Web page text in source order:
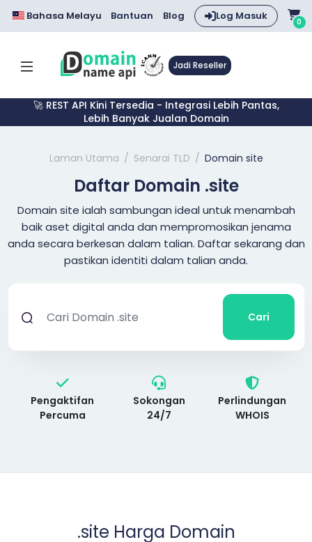
Bahasa Melayu Bantuan Blog Log Masuk 0
Jadi Reseller
🚀 REST API Kini Tersedia - Integrasi Lebih Pantas,
Lebih Banyak Jualan Domain
Laman Utama Senarai TLD Domain site
Daftar Domain .site
Domain site ialah sambungan ideal untuk menambah
baik aset digital anda dan mempromosikan jenama
anda secara berkesan dalam talian. Daftar sekarang dan
pastikan identiti dalam talian anda.
Cari
Pengaktifan
Percuma
Sokongan
24/7
Perlindungan
WHOIS
.site Harga Domain